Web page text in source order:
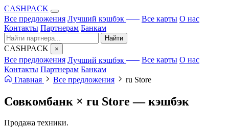
CASHPACK
Все предложения Лучший кэшбэк Все карты О нас
Контакты Партнерам Банкам
Найти
CASHPACK ×
Все предложения Лучший кэшбэк Все карты О нас
Контакты Партнерам Банкам
Главная
Все предложения ru Store
Совкомбанк × ru Store —кэшбэк
Продажа техники.